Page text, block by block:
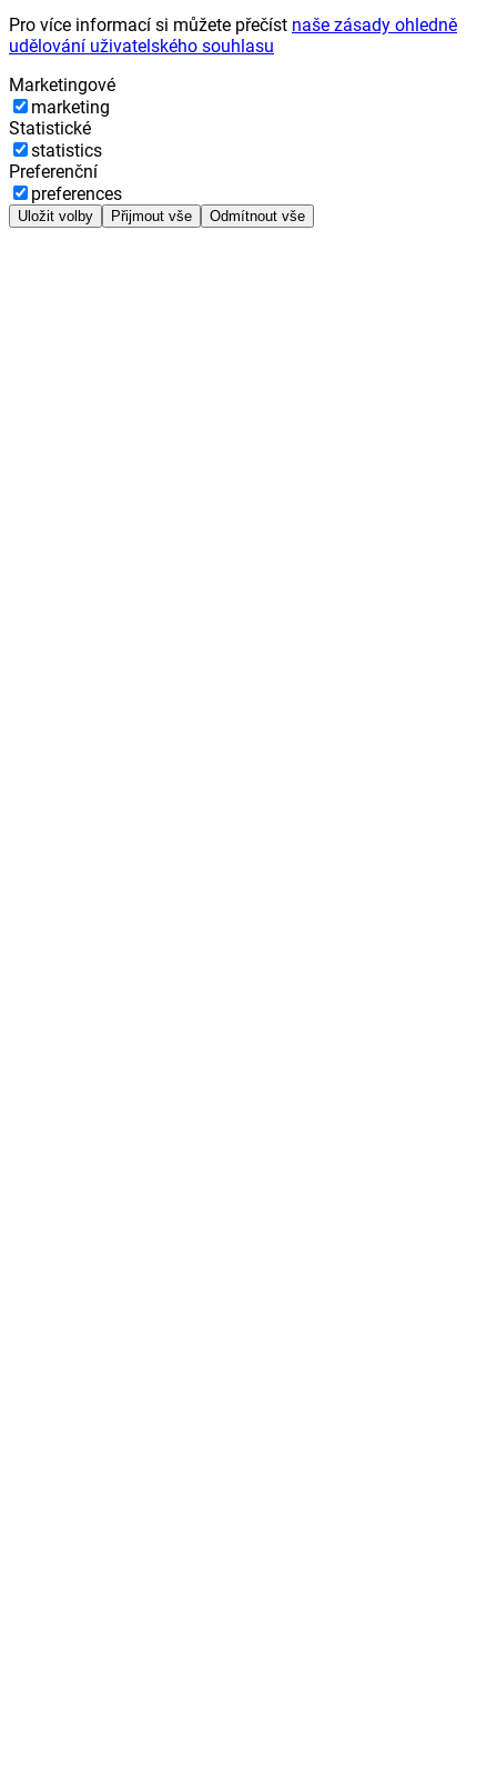
Pro více informací si můžete přečíst naše zásady ohledně
udělování uživatelského souhlasu
Marketingové
marketing
Statistické
statistics
Preferenční
preferences
Uložit volby Přijmout vše Odmítnout vše